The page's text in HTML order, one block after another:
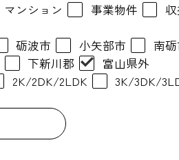
マンション 事業物件
砺波市 小矢部市 南
下新川郡
富山県外
2K/2DK/2LDK 3K/3DK/